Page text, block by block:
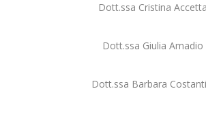
Dott.ssa Cristina Accetta
Dott.ssa Giulia Amadio
Dott.ssa Barbara